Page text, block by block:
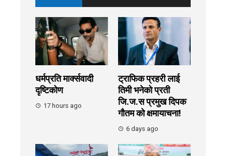
धर्मप्रति मार्क्सवादी
दृष्टिकोण
17 hours ago
ट्राफिक प्रहरी लाई
तिमी भनेको प्रती
जि.ज.स प्रमुख दिपक
गौतम को क्षमायाचना!
6 days ago